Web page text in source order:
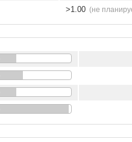
>1.00 (не